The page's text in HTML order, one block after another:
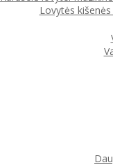
Lovytės kišenės